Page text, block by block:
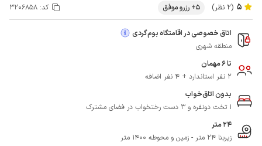
5 (2 نظر) 5+ رزرو موفق کد: 3206858
اتاق خصوصی در اقامتگاه بوم‌گردی
منطقه شهری
تا 6 مهمان
2 نفر استاندارد + 4 نفر اضافه
بدون اتاق‌خواب
1 تخت دونفره و 3 دست رختخواب در فضای مشترک
24 متر
زیربنا 24 متر - زمین و محوطه 1400 متر